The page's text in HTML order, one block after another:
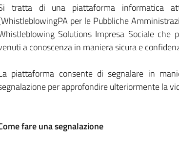
tratta di una piattaforma informatica
per le Pubbliche
Solutions Impresa Sociale
a conoscenza in maniera sicura e
piattaforma consente di segnalare in
per approfondire ulteriormente la
fare una segnalazione